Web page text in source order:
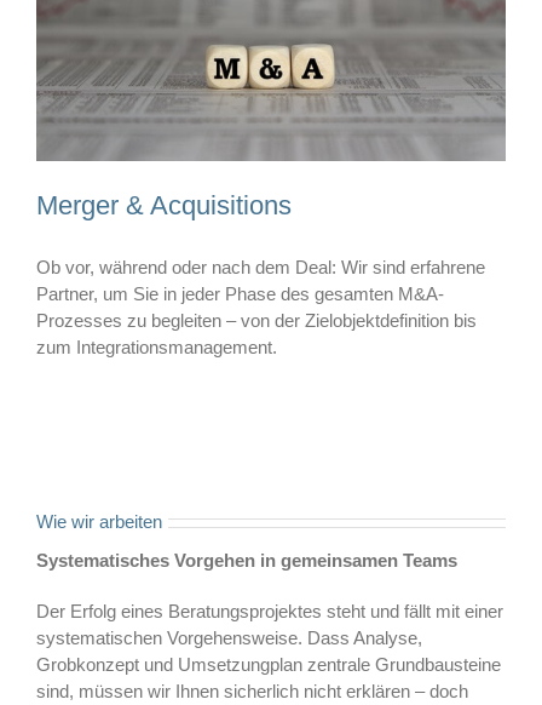
Merger & Acquisitions
Ob vor, während oder nach dem Deal: Wir sind erfahrene
Partner, um Sie in jeder Phase des gesamten M&A-
Prozesses zu begleiten – von der Zielobjektdefinition bis
zum Integrationsmanagement.
Wie wir arbeiten
Systematisches Vorgehen in gemeinsamen Teams
Der Erfolg eines Beratungsprojektes steht und fällt mit einer
systematischen Vorgehensweise. Dass Analyse,
Grobkonzept und Umsetzungplan zentrale Grundbausteine
sind, müssen wir Ihnen sicherlich nicht erklären – doch